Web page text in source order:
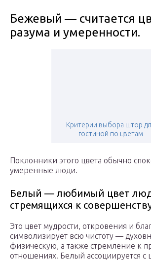
Бежевый — считается
разума и умеренности.
Критерии выбора штор
гостиной по цветам
Поклонники этого цвета обычно
умеренные люди.
Белый — любимый цвет
стремящихся к
Это цвет мудрости, откровения и
символизирует всю чистоту —
физическую, а также стремление к
отношениях. Белый ассоциируется с